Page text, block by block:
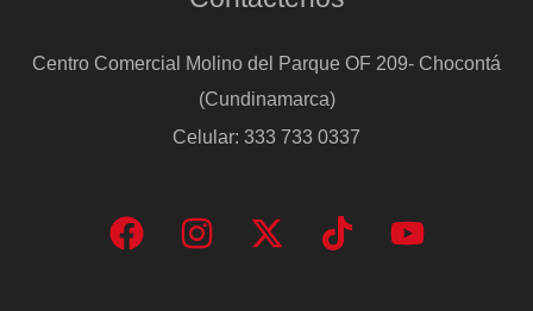
Centro Comercial Molino del Parque OF 209- Chocontá
(Cundinamarca)
Celular: 333 733 0337